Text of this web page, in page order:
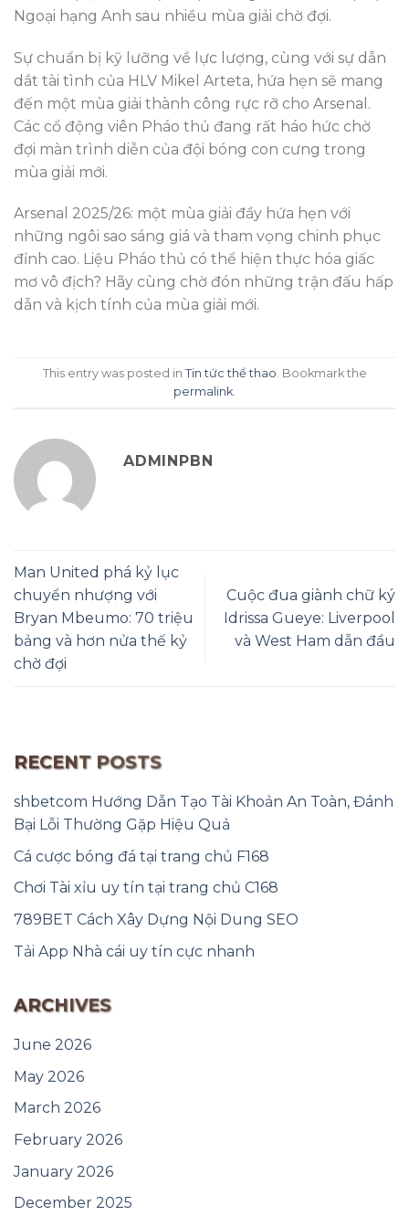
Ngoại hạng Anh sau nhiều mùa giải chờ đợi.
Sự chuẩn bị kỹ lưỡng về lực lượng, cùng với sự dẫn
dắt tài tình của HLV Mikel Arteta, hứa hẹn sẽ mang
đến một mùa giải thành công rực rỡ cho Arsenal.
Các cổ động viên Pháo thủ đang rất háo hức chờ
đợi màn trình diễn của đội bóng con cưng trong
mùa giải mới.
Arsenal 2025/26: một mùa giải đầy hứa hẹn với
những ngôi sao sáng giá và tham vọng chinh phục
đỉnh cao. Liệu Pháo thủ có thể hiện thực hóa giấc
mơ vô địch? Hãy cùng chờ đón những trận đấu hấp
dẫn và kịch tính của mùa giải mới.
This entry was posted in Tin tức thể thao . Bookmark the
permalink
ADMINPBN
Man United phá kỷ lục
chuyển nhượng với
Bryan Mbeumo: 70 triệu
bảng và hơn nửa thế kỷ
chờ đợi
Cuộc đua giành chữ ký
Idrissa Gueye: Liverpool
và West Ham dẫn đầu
RECENT POSTS
shbetcom Hướng Dẫn Tạo Tài Khoản An Toàn, Đánh
Bại Lỗi Thường Gặp Hiệu Quả
Cá cược bóng đá tại trang chủ F168
Chơi Tài xỉu uy tín tại trang chủ C168
789BET Cách Xây Dựng Nội Dung SEO
Tải App Nhà cái uy tín cực nhanh
ARCHIVES
June 2026
May 2026
March 2026
February 2026
January 2026
December 2025